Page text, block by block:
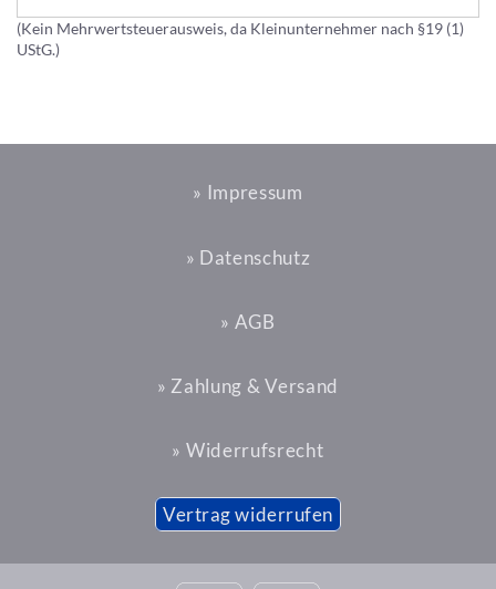
(Kein Mehrwertsteuerausweis, da Kleinunternehmer nach §19 (1)
UStG.)
» Impressum
» Datenschutz
» AGB
» Zahlung & Versand
» Widerrufsrecht
Vertrag widerrufen